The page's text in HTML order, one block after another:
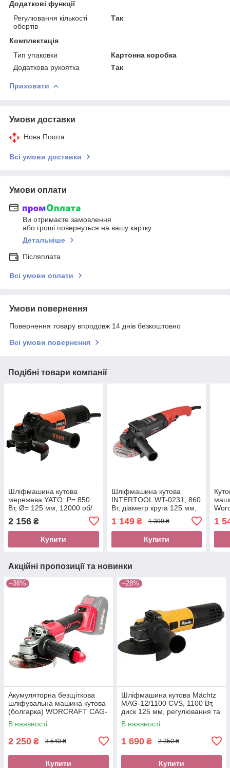
Додаткові функції
Регулювання кількості
обертів
Так
Комплектація
Тип упаковки
Картонна коробка
Додаткова рукоятка
Так
Приховати
Умови доставки
Нова Пошта
Всі умови доставки
Умови оплати
Ви отримаєте замовлення
або гроші повернуться на вашу картку
Детальніше
Післяплата
Всі умови оплати
Умови повернення
Повернення товару впродовж 14 днів безкоштовно
Всі умови повернення
Подібні товари компанії
Шліфмашина кутова
мережева YATO: P= 850
Вт, Ø= 125 мм, 12000 об/
2 156 ₴
Купити
Шліфмашина кутова
INTERTOOL WT-0231, 860
Вт, діаметр круга 125 мм,
1 149₴ 1 399 ₴
Купити
1
Акційні пропозиції та новинки
–36%
Акумуляторна безщіткова
шліфувальна машина кутова
(болгарка) WORCRAFT CAG-
S20LiBS-125 (20В, без АКБ та
ЗП)
В наявності
2 250 ₴ 3 540 ₴
Купити
–28%
Шліфмашина кутова Mächtz
MAG-12/1100 CVS, 1100 Вт,
диск 125 мм, регулювання та
стабілізація обертів
В наявності
1 690 ₴ 2 350 ₴
Купити